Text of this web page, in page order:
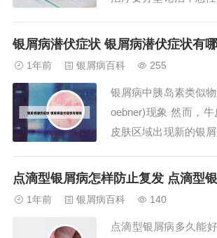
酸苷片、消银颗粒等，
2、由于工作上需要
水。一位...
银屑病潜伏症状 银屑病潜伏症状有
1年前 银屑病百科 255
银屑病中胰岛素类似
oebner)现象 然而，
皮肤区域出现新的银
致。在患有潜在皮肤病
是首次描述在已知牛
点滴型银屑病怎样防止复发 点滴型
1年前 银屑病百科 140
点滴型银屑病多久能